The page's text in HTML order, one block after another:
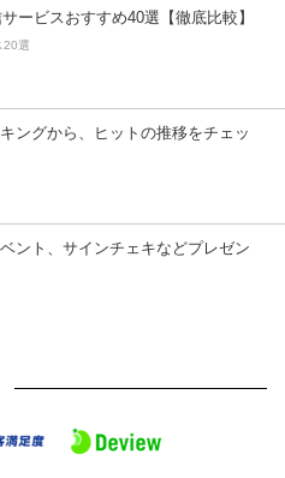
ービスおすすめ40選【徹底比較】
20選
ングから、ヒットの推移をチェッ
ント、サインチェキなどプレゼン